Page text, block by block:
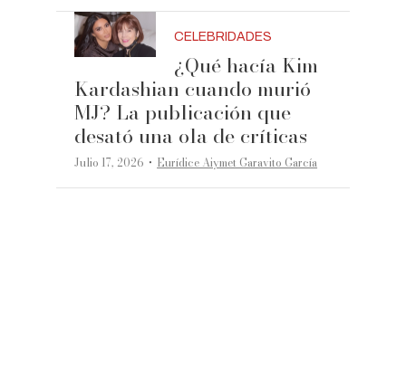
CELEBRIDADES
¿Qué hacía Kim
Kardashian cuando murió
MJ? La publicación que
desató una ola de críticas
Julio 17, 2026 ·Eurídice Aiymet Garavito García